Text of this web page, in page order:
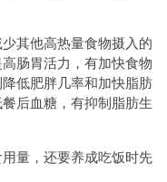
其他高热量食物摄入的
肠胃活力，有加快食物
低肥胖几率和加快脂肪
后血糖，有抑制脂肪生
量，还要养成吃饭时先